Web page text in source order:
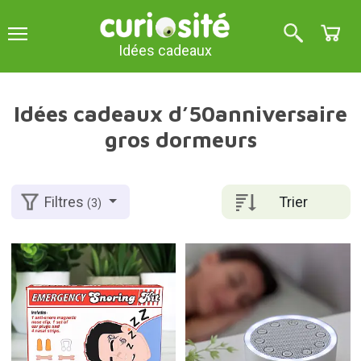
Idées cadeaux
Idées cadeaux d’50anniversaire
gros dormeurs
Trier
Filtres(3)